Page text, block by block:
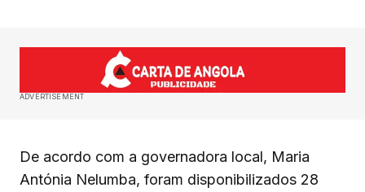
ADVERTISEMENT
De acordo com a governadora local, Maria
Antónia Nelumba, foram disponibilizados 28